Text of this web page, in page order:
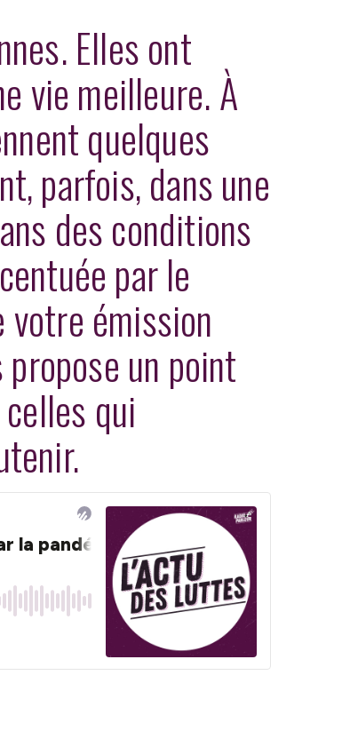
Elles ont
vie meilleure. À
quelques
parfois, dans une
des conditions
par le
votre émission
un point
qui